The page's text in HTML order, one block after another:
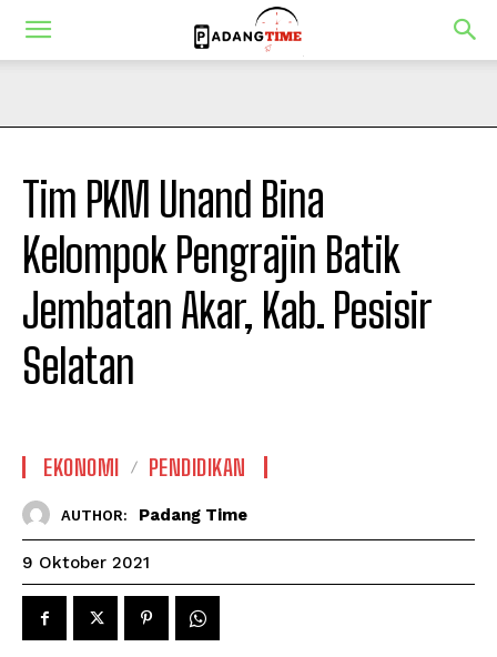
Tim PKM Unand Bina
Kelompok Pengrajin Batik
Jembatan Akar, Kab. Pesisir
Selatan
EKONOMI PENDIDIKAN
AUTHOR: Padang Time
9 Oktober 2021